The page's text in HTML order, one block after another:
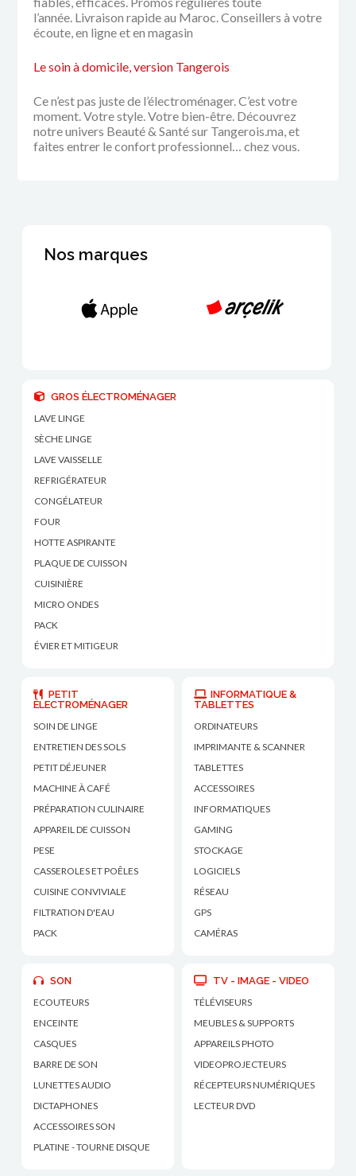
l’année. Livraison rapide au Maroc. Conseillers à votre
écoute, en ligne et en magasin
Le soin à domicile, version Tangerois
Ce n’est pas juste de l’électroménager. C’est votre
moment. Votre style. Votre bien-être. Découvrez
notre univers Beauté & Santé sur Tangerois.ma, et
faites entrer le confort professionnel… chez vous.
Nos marques
GROS ÉLECTROMÉNAGER
LAVE LINGE
SÈCHE LINGE
LAVE VAISSELLE
REFRIGÉRATEUR
CONGÉLATEUR
FOUR
HOTTE ASPIRANTE
PLAQUE DE CUISSON
CUISINIÈRE
MICRO ONDES
PACK
ÉVIER ET MITIGEUR
PETIT
ÉLECTROMÉNAGER
SOIN DE LINGE
ENTRETIEN DES SOLS
PETIT DÉJEUNER
MACHINE À CAFÉ
PRÉPARATION CULINAIRE
APPAREIL DE CUISSON
PESE
CASSEROLES ET POÊLES
CUISINE CONVIVIALE
FILTRATION D'EAU
PACK
INFORMATIQUE &
TABLETTES
ORDINATEURS
IMPRIMANTE & SCANNER
TABLETTES
ACCESSOIRES
INFORMATIQUES
GAMING
STOCKAGE
LOGICIELS
RÉSEAU
GPS
CAMÉRAS
SON
ECOUTEURS
ENCEINTE
CASQUES
BARRE DE SON
LUNETTES AUDIO
DICTAPHONES
ACCESSOIRES SON
PLATINE - TOURNE DISQUE
TV - IMAGE - VIDEO
TÉLÉVISEURS
MEUBLES & SUPPORTS
APPAREILS PHOTO
VIDEOPROJECTEURS
RÉCEPTEURS NUMÉRIQUES
LECTEUR DVD